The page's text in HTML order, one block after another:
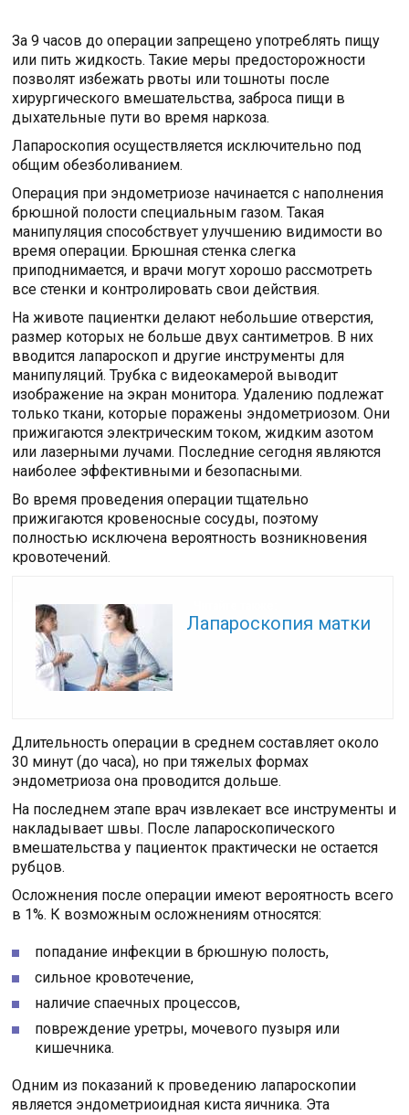
За 9 часов до операции запрещено употреблять пищу
или пить жидкость. Такие меры предосторожности
позволят избежать рвоты или тошноты после
хирургического вмешательства, заброса пищи в
дыхательные пути во время наркоза.
Лапароскопия осуществляется исключительно под
общим обезболиванием.
Операция при эндометриозе начинается с наполнения
брюшной полости специальным газом. Такая
манипуляция способствует улучшению видимости во
время операции. Брюшная стенка слегка
приподнимается, и врачи могут хорошо рассмотреть
все стенки и контролировать свои действия.
На животе пациентки делают небольшие отверстия,
размер которых не больше двух сантиметров. В них
вводится лапароскоп и другие инструменты для
манипуляций. Трубка с видеокамерой выводит
изображение на экран монитора. Удалению подлежат
только ткани, которые поражены эндометриозом. Они
прижигаются электрическим током, жидким азотом
или лазерными лучами. Последние сегодня являются
наиболее эффективными и безопасными.
Во время проведения операции тщательно
прижигаются кровеносные сосуды, поэтому
полностью исключена вероятность возникновения
кровотечений.
Лапароскопия матки
Длительность операции в среднем составляет около
30 минут (до часа), но при тяжелых формах
эндометриоза она проводится дольше.
На последнем этапе врач извлекает все инструменты и
накладывает швы. После лапароскопического
вмешательства у пациенток практически не остается
рубцов.
Осложнения после операции имеют вероятность всего
в 1%. К возможным осложнениям относятся:
попадание инфекции в брюшную полость,
сильное кровотечение,
наличие спаечных процессов,
повреждение уретры, мочевого пузыря или
кишечника.
Одним из показаний к проведению лапароскопии
является эндометриоидная киста яичника. Эта